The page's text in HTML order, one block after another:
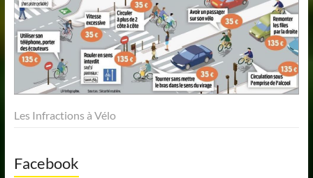
Les Infractions à Vélo
Facebook